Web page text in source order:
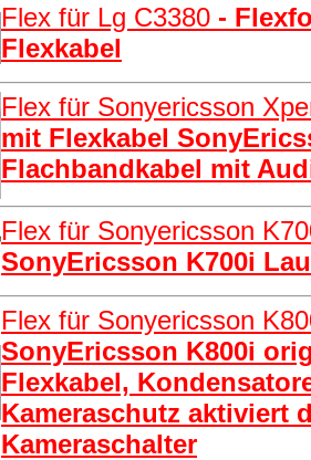
Flex für Lg C3380 -
Flexkabel
Flex für Sonyericsson
mit Flexkabel
Flachbandkabel mit
Flex für Sonyericsson
SonyEricsson K700i
Flex für Sonyericsson
SonyEricsson K800i
Flexkabel,
Kameraschutz aktiviert
Kameraschalter